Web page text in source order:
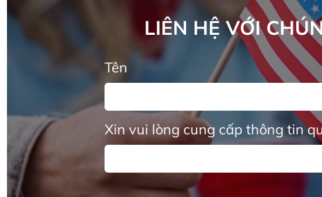
LIÊN HỆ VỚI
Tên
Xin vui lòng cung cấp thông tin